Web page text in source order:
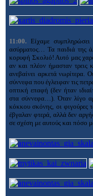
11:00. Είχαμε
ασύρματος… Τα παιδιά της
κορυφή Σκολιό! Αυτό μας
αν και πλέον ήμασταν τρεις
ανεβαίνει αρκετά νωρίτερα.
σύννεφα που έγλειφαν τις
οπτική επαφή (δεν ήταν
στα σύννεφα…). Όταν λίγο
κόκκου σκόνης, οι φιγούρες
έβγαλαν φτερά, αλλά δεν
σε σχέση με αυτούς και πόσο